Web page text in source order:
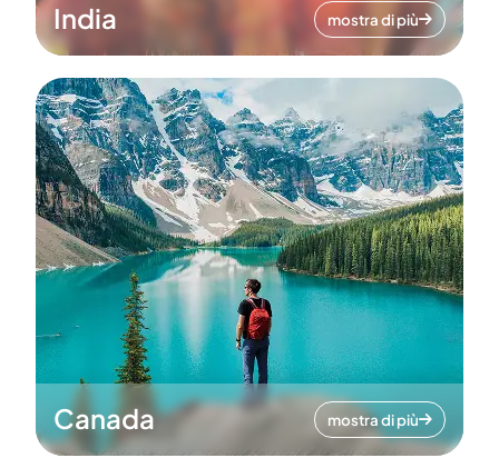
India mostra di più
Canada mostra di più